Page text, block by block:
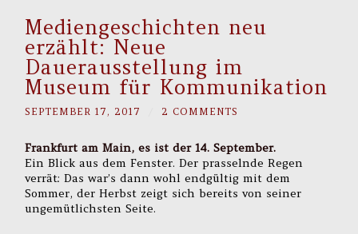
Mediengeschichten neu
erzählt: Neue
Dauerausstellung im
Museum für Kommunikation
SEPTEMBER 17, 2017 2 COMMENTS
Frankfurt am Main, es ist der 14. September.
Ein Blick aus dem Fenster. Der prasselnde Regen
verrät: Das war’s dann wohl endgültig mit dem
Sommer, der Herbst zeigt sich bereits von seiner
ungemütlichsten Seite.